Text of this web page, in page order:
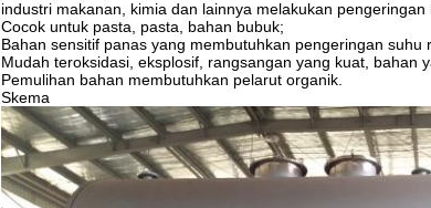
industri makanan, kimia dan lainnya melakukan pengeringan
Cocok untuk pasta, pasta, bahan bubuk;
Bahan sensitif panas yang membutuhkan pengeringan suhu
Mudah teroksidasi, eksplosif, rangsangan yang kuat, bahan
Pemulihan bahan membutuhkan pelarut organik.
Skema